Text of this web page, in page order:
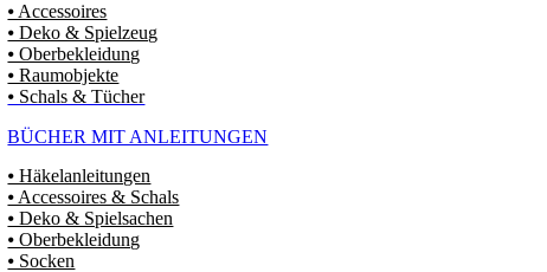
⦁ Accessoires
⦁ Deko & Spielzeug
⦁ Oberbekleidung
⦁ Raumobjekte
⦁ Schals & Tücher
BÜCHER MIT ANLEITUNGEN
⦁ Häkelanleitungen
⦁ Accessoires & Schals
⦁ Deko & Spielsachen
⦁ Oberbekleidung
⦁ Socken